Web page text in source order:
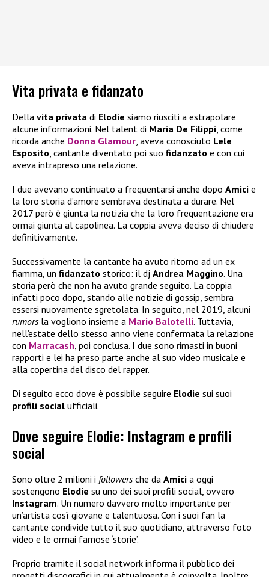
Vita privata e fidanzato
Della vita privata di Elodie siamo riusciti a estrapolare
alcune informazioni. Nel talent di Maria De Filippi , come
ricorda anche Donna Glamour , aveva conosciuto Lele
Esposito , cantante diventato poi suo fidanzato e con cui
aveva intrapreso una relazione.
I due avevano continuato a frequentarsi anche dopo Amici e
la loro storia d’amore sembrava destinata a durare. Nel
2017 però è giunta la notizia che la loro frequentazione era
ormai giunta al capolinea. La coppia aveva deciso di chiudere
definitivamente.
Successivamente la cantante ha avuto ritorno ad un ex
fiamma, un fidanzato storico: il dj Andrea Maggino. Una
storia però che non ha avuto grande seguito. La coppia
infatti poco dopo, stando alle notizie di gossip, sembra
essersi nuovamente sgretolata. In seguito, nel 2019, alcuni
rumorsla vogliono insieme a Mario Balotelli. Tuttavia,
nell’estate dello stesso anno viene confermata la relazione
con Marracash , poi conclusa. I due sono rimasti in buoni
rapporti e lei ha preso parte anche al suo video musicale e
alla copertina del disco del rapper.
Di seguito ecco dove è possibile seguire Elodie sui suoi
profili social ufficiali.
Dove seguire Elodie: Instagram e profili
social
Sono oltre 2 milioni i followersche da Amici a oggi
sostengono Elodie su uno dei suoi profili social, ovvero
Instagram. Un numero davvero molto importante per
un’artista così giovane e talentuosa. Con i suoi fan la
cantante condivide tutto il suo quotidiano, attraverso foto
video e le ormai famose ‘storie’.
Proprio tramite il social network informa il pubblico dei